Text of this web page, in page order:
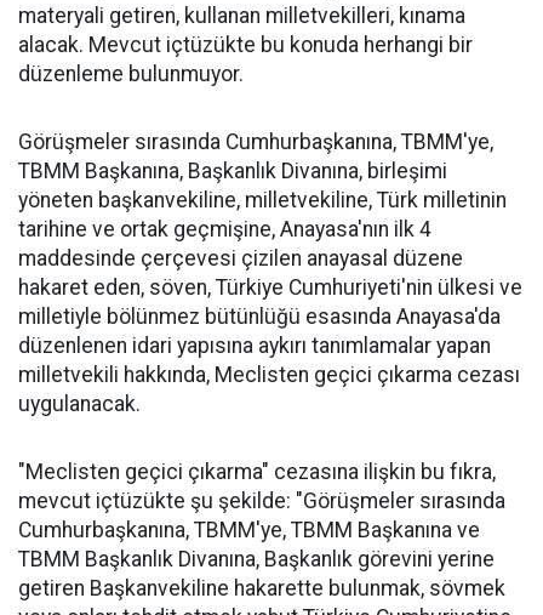
materyali getiren, kullanan milletvekilleri, kınama
alacak. Mevcut içtüzükte bu konuda herhangi bir
düzenleme bulunmuyor.
Görüşmeler sırasında Cumhurbaşkanına, TBMM'ye,
TBMM Başkanına, Başkanlık Divanına, birleşimi
yöneten başkanvekiline, milletvekiline, Türk milletinin
tarihine ve ortak geçmişine, Anayasa'nın ilk 4
maddesinde çerçevesi çizilen anayasal düzene
hakaret eden, söven, Türkiye Cumhuriyeti'nin ülkesi ve
milletiyle bölünmez bütünlüğü esasında Anayasa'da
düzenlenen idari yapısına aykırı tanımlamalar yapan
milletvekili hakkında, Meclisten geçici çıkarma cezası
uygulanacak.
"Meclisten geçici çıkarma" cezasına ilişkin bu fıkra,
mevcut içtüzükte şu şekilde: "Görüşmeler sırasında
Cumhurbaşkanına, TBMM'ye, TBMM Başkanına ve
TBMM Başkanlık Divanına, Başkanlık görevini yerine
getiren Başkanvekiline hakarette bulunmak, sövmek